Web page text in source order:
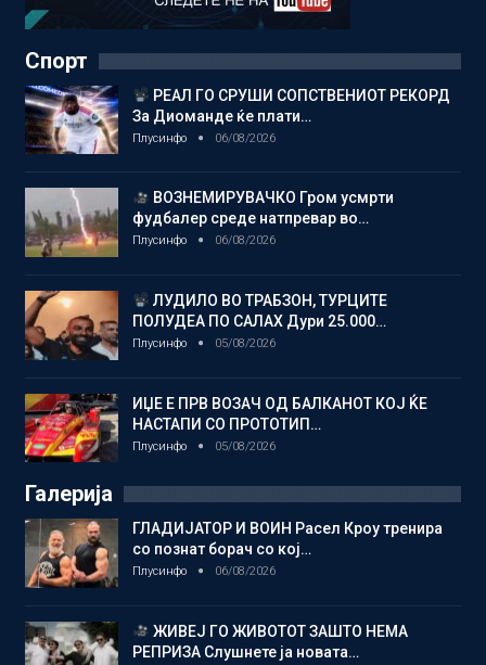
Спорт
РЕАЛ ГО СРУШИ СОПСТВЕНИОТ РЕКОРД
За Диоманде ќе плати…
Плусинфо 06/08/2026
ВОЗНЕМИРУВАЧКО Гром усмрти
фудбалер среде натпревар во…
Плусинфо 06/08/2026
ЛУДИЛО ВО ТРАБЗОН, ТУРЦИТЕ
ПОЛУДЕА ПО САЛАХ Дури 25.000…
Плусинфо 05/08/2026
ИЏЕ Е ПРВ ВОЗАЧ ОД БАЛКАНОТ КОЈ ЌЕ
НАСТАПИ СО ПРОТОТИП…
Плусинфо 05/08/2026
Галерија
ГЛАДИЈАТОР И ВОИН Расел Кроу тренира
со познат борач со кој…
Плусинфо 06/08/2026
ЖИВЕЈ ГО ЖИВОТОТ ЗАШТО НЕМА
РЕПРИЗА Слушнете ја новата…